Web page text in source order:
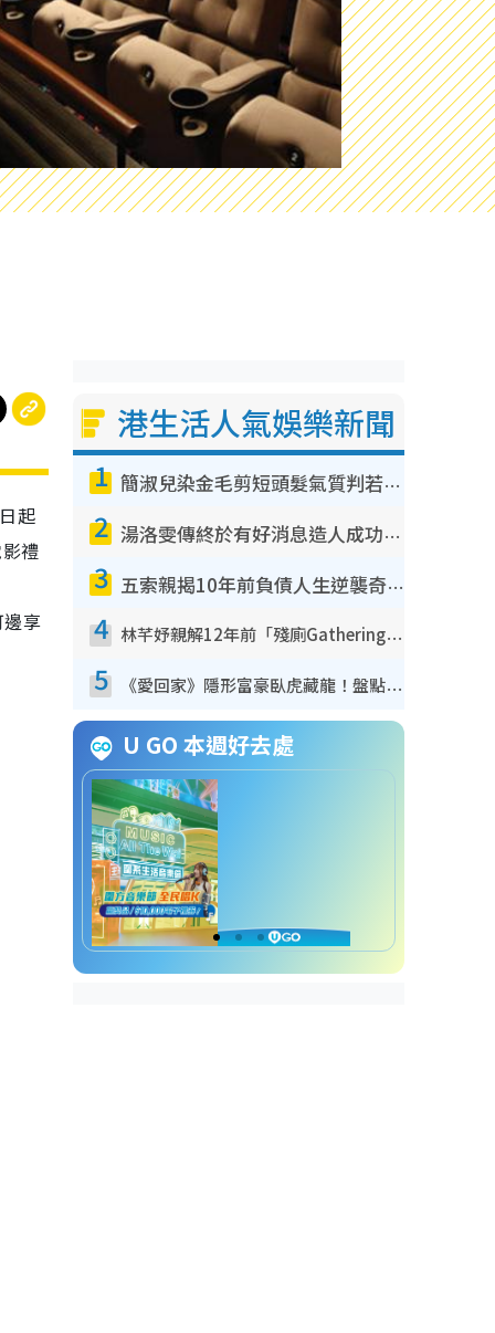
起
禮
享
港生活人氣娛樂新聞
1 簡淑兒染金毛剪短頭髮氣質判若兩人！嚇壞老公麥大力都認唔出：「你做咩事？」
2 湯洛雯傳終於有好消息造人成功！兩大細節曝孕味極濃惹猜測：大肚婆先會咁！
3 五索親揭10年前負債人生逆襲奇蹟！全靠去一地方轉運後即遇上馬先生
4 林芊妤親解12年前「殘廁Gathering」真相！高層解約一句話重創尊嚴至今拒返TVB
5 《愛回家》隱形富豪臥虎藏龍！盤點12位財氣逼人的有錢藝人：呢位靚女3億身家唔憂做
U GO 本週好去處